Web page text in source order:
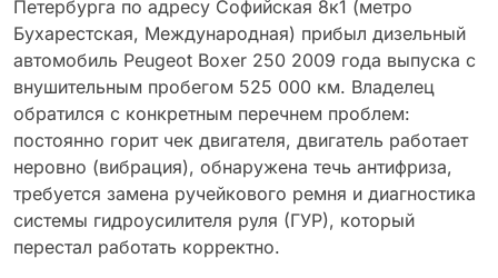
Петербурга по адресу Софийская 8к1 (метро
Бухарестская, Международная) прибыл дизельный
автомобиль Peugeot Boxer 250 2009 года выпуска с
внушительным пробегом 525 000 км. Владелец
обратился с конкретным перечнем проблем:
постоянно горит чек двигателя, двигатель работает
неровно (вибрация), обнаружена течь антифриза,
требуется замена ручейкового ремня и диагностика
системы гидроусилителя руля (ГУР), который
перестал работать корректно.